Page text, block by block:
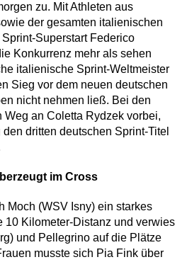
zu. Mit Athleten aus
der gesamten italienischen
Superstart Federico
Konkurrenz mehr als sehen
italienische Sprint-Weltmeister
Sieg vor dem neuen deutschen
nicht nehmen ließ. Bei den
Weg an Coletta Rydzek vorbei,
dritten deutschen Sprint-Titel
im Cross
Moch (WSV Isny) ein starkes
10 Kilometer-Distanz und verwies
und Pellegrino auf die Plätze
musste sich Pia Fink über